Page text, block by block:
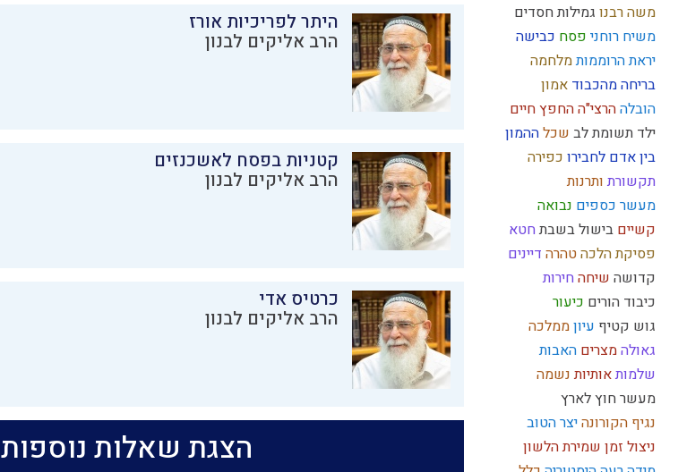
משה רבנו גמילות חסדים
משיח רוחני פסח כבישה
יראת הרוממותמלחמה
בריחה מהכבוד אמון
הובלההרצי"ההחפץ חיים
ילד תשומת לב שכלההמון
בין אדם לחבירו כפירה
תקשורת ותרנות
מעשר כספים נבואה
קשיים בישול בשבתחטא
פסיקת הלכהטהרה דיינים
קדושה שיחה חירות
כיבוד הורים כיעור
גוש קטיף עיוןממלכה
גאולהמצרים האבות
שלמותאותיותנשמה
מעשרחוץ לארץ
נגיף הקורונהיצר הטוב
ניצול זמן שמירת הלשון
היתר לפריכיות אורז
הרב אליקים לבנון
קטניות בפסח לאשכנזים
הרב אליקים לבנון
כרטיס אדי
הרב אליקים לבנון
הצגת שאלות נוספות